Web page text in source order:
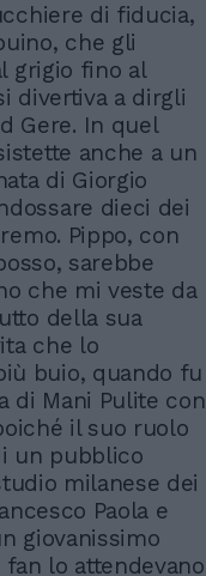
di fiducia,
che gli
grigio fino al
divertiva a dirgli
Gere. In quel
anche a un
di Giorgio
dieci dei
Pippo, con
sarebbe
che mi veste da
della sua
che lo
buio, quando fu
di Mani Pulite con
il suo ruolo
un pubblico
milanese dei
Paola e
giovanissimo
lo attendevano